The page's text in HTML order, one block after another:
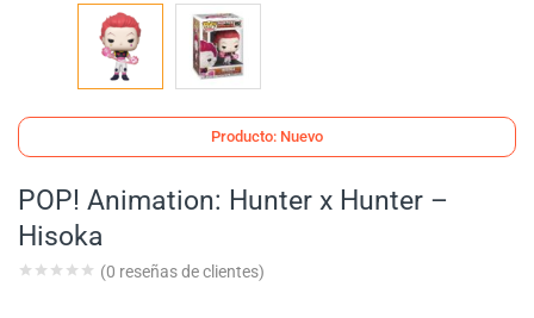
Producto: Nuevo
POP! Animation: Hunter x Hunter –
Hisoka
(0 reseñas de clientes)